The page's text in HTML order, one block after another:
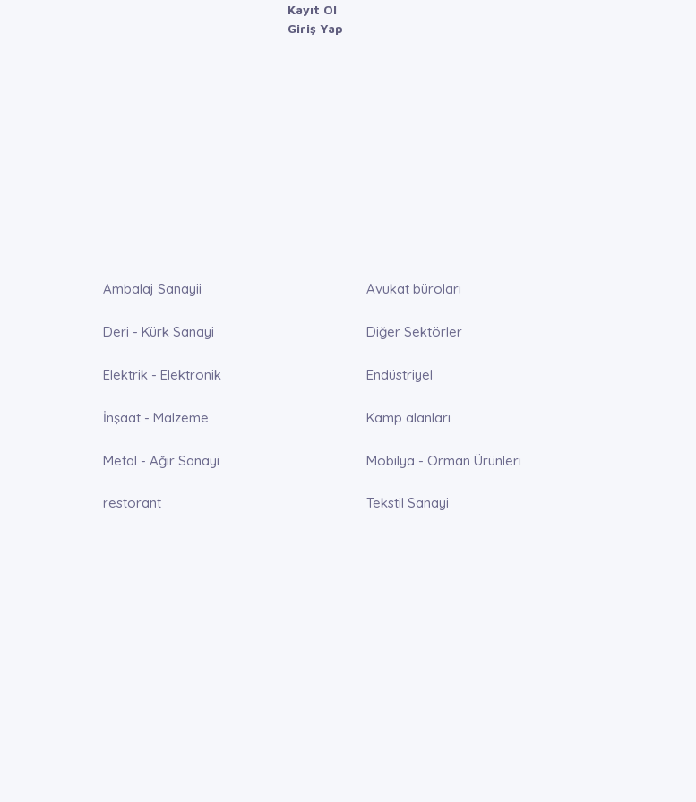
Kayıt Ol
Giriş Yap
Ambalaj Sanayii Avukat büroları
Deri - Kürk Sanayi Diğer Sektörler
Elektrik - Elektronik Endüstriyel
İnşaat - Malzeme Kamp alanları
Metal - Ağır Sanayi Mobilya - Orman Ürünleri
restorant Tekstil Sanayi